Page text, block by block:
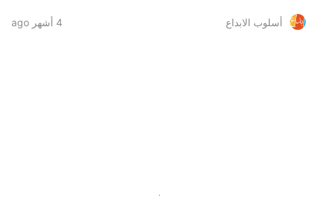
أسلوب الابداع 4 أشهر ago